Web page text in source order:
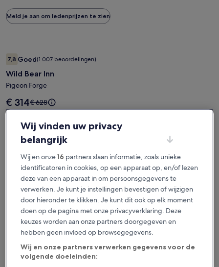
het
Meld je aan om ledenprijzen te zien
voor
Wild
Bear
Inn
7,87,8 op 10, Goed, (1.007 beoordelingen)
Goed(1.007 beoordelingen)
Wild Bear Inn
Pigeon Forge
Ledenprijs beschikbaar
De
prijs
€ 314
€ 314De
prijs
€ 628,
zie
meer
informatie
over
het
standaardtarief.
€ 628
voor 2 nachten, 1 kamer
inclusief belastingen en toeslagen
Meld je aan om ledenprijzen te zien
Fotogalerie
voor
The
Ramsey
Hotel
and
8,4 op 10, Zeer goed, (1.544 beoordelingen)
Zeer goed(1.544 beoordelingen)
The Ramsey Hotel and Convention Center Pigeon Forge
Pigeon Forge
€ 459
prijs
€ 612
The Ramsey Hotel and Convention Center Pigeon Forge
Wij vinden uw privacy
belangrijk
Wij en onze16 partners slaan informatie, zoals unieke
identificatoren in cookies, op een apparaat op, en/of lezen
deze van een apparaat in om persoonsgegevens te
verwerken. Je kunt je instellingen bevestigen of wijzigen
door hieronder te klikken. Je kunt dit ook op elk moment
doen op de pagina met onze privacyverklaring. Deze
keuzes worden aan onze partners doorgegeven en
hebben geen invloed op browsegegevens.
Wij en onze partners verwerken gegevens voor de
volgende doeleinden: